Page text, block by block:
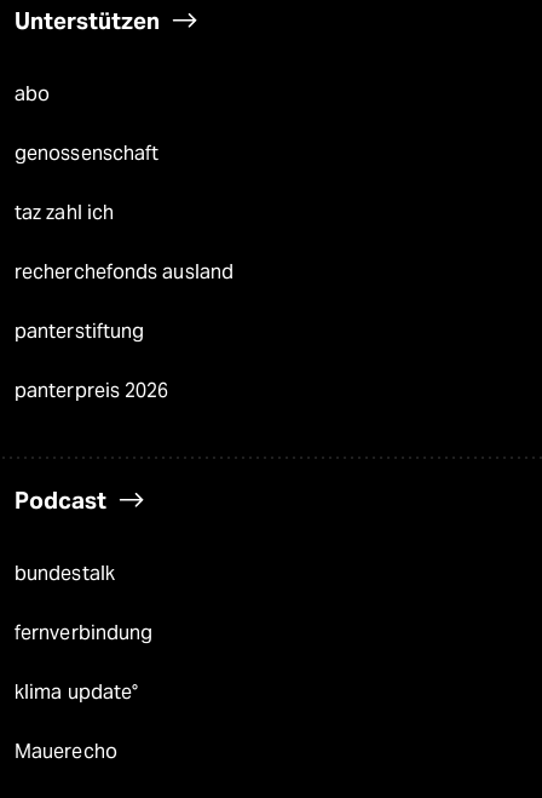
Unterstützen
abo
genossenschaft
taz zahl ich
recherchefonds ausland
panterstiftung
panterpreis 2026
Podcast
bundestalk
fernverbindung
klima update°
Mauerecho